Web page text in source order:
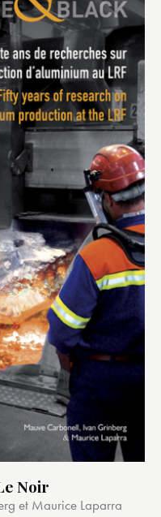
Noir
et Maurice Laparra